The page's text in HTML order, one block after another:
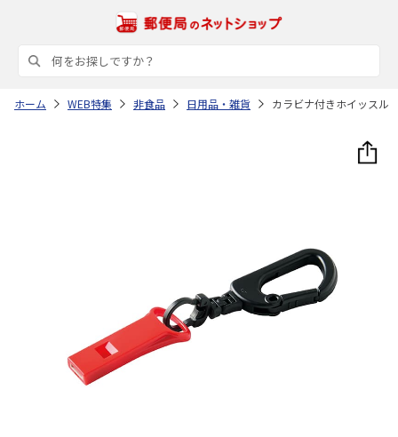
ホーム WEB特集 非食品 日用品・雑貨 カラビナ付きホイッス